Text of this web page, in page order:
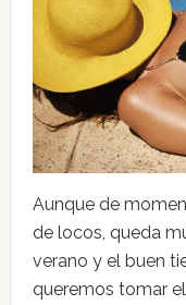
Aunque de
de locos, queda
verano y el buen
queremos tomar